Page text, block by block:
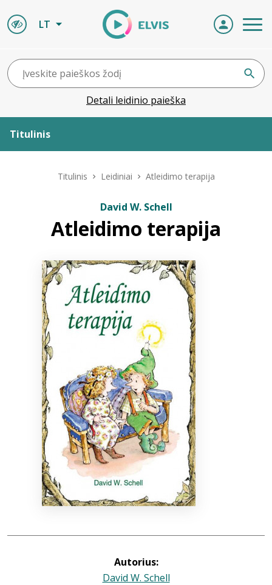
LT
Detali leidinio paieška
Titulinis
ELVIS atvyksta
Naujienos
Bibliotekoms
+370 667 80 541
info@elvislab.lt
Titulinis Leidiniai Atleidimo terapija
David W. Schell
Atleidimo terapija
Autorius:
David W. Schell